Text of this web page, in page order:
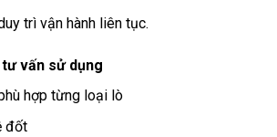
trì vận hành liên tục.
vấn sử dụng
hợp từng loại lò
đốt